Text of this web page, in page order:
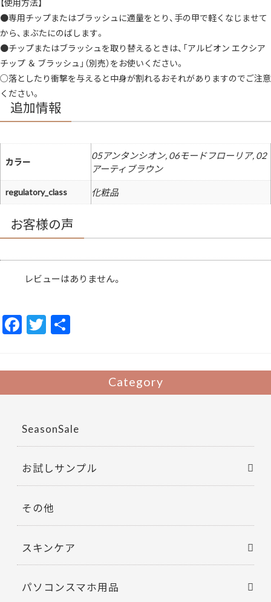
ヤ
透
明
感
き
ら
め
き
立
体
感
澄
印
メ
ク
ア
プ
ポ
ン
ク
イ
粧
品
ALBION
●専用チップまたはブラッシュに適量をとり、手の甲で軽くなじませて
から、まぶたにのばします。
●チップまたはブラッシュを取り替えるときは、「アルビオン エクシア
チップ ＆ ブラッシュ」（別売）をお使いください。
○落としたり衝撃を与えると中身が割れるおそれがありますのでご注意
ください。
追加情報
カラー
05アンタンシオン, 06モードフローリア, 02
アーティブラウン
regulatory_class 化粧品
お客様の声
レビューはありません。
F
ac
e
o
o
k
T
w
itt
Category
SeasonSale
お試しサンプル
その他
スキンケア
パソコンスマホ用品